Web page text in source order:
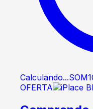
Calculando...
OFERTA